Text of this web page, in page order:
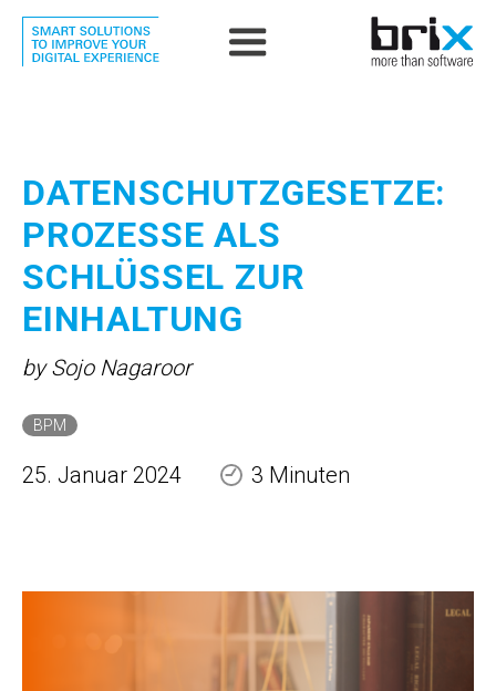
DATENSCHUTZGESETZE:
PROZESSE ALS
SCHLÜSSEL ZUR
EINHALTUNG
by Sojo Nagaroor
BPM
25. Januar 2024 3 Minuten